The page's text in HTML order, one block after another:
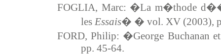
FOGLIA, Marc: �La m�thode
les Essais� � vol. XV (2003),
FORD, Philip: �George
pp. 45-64.